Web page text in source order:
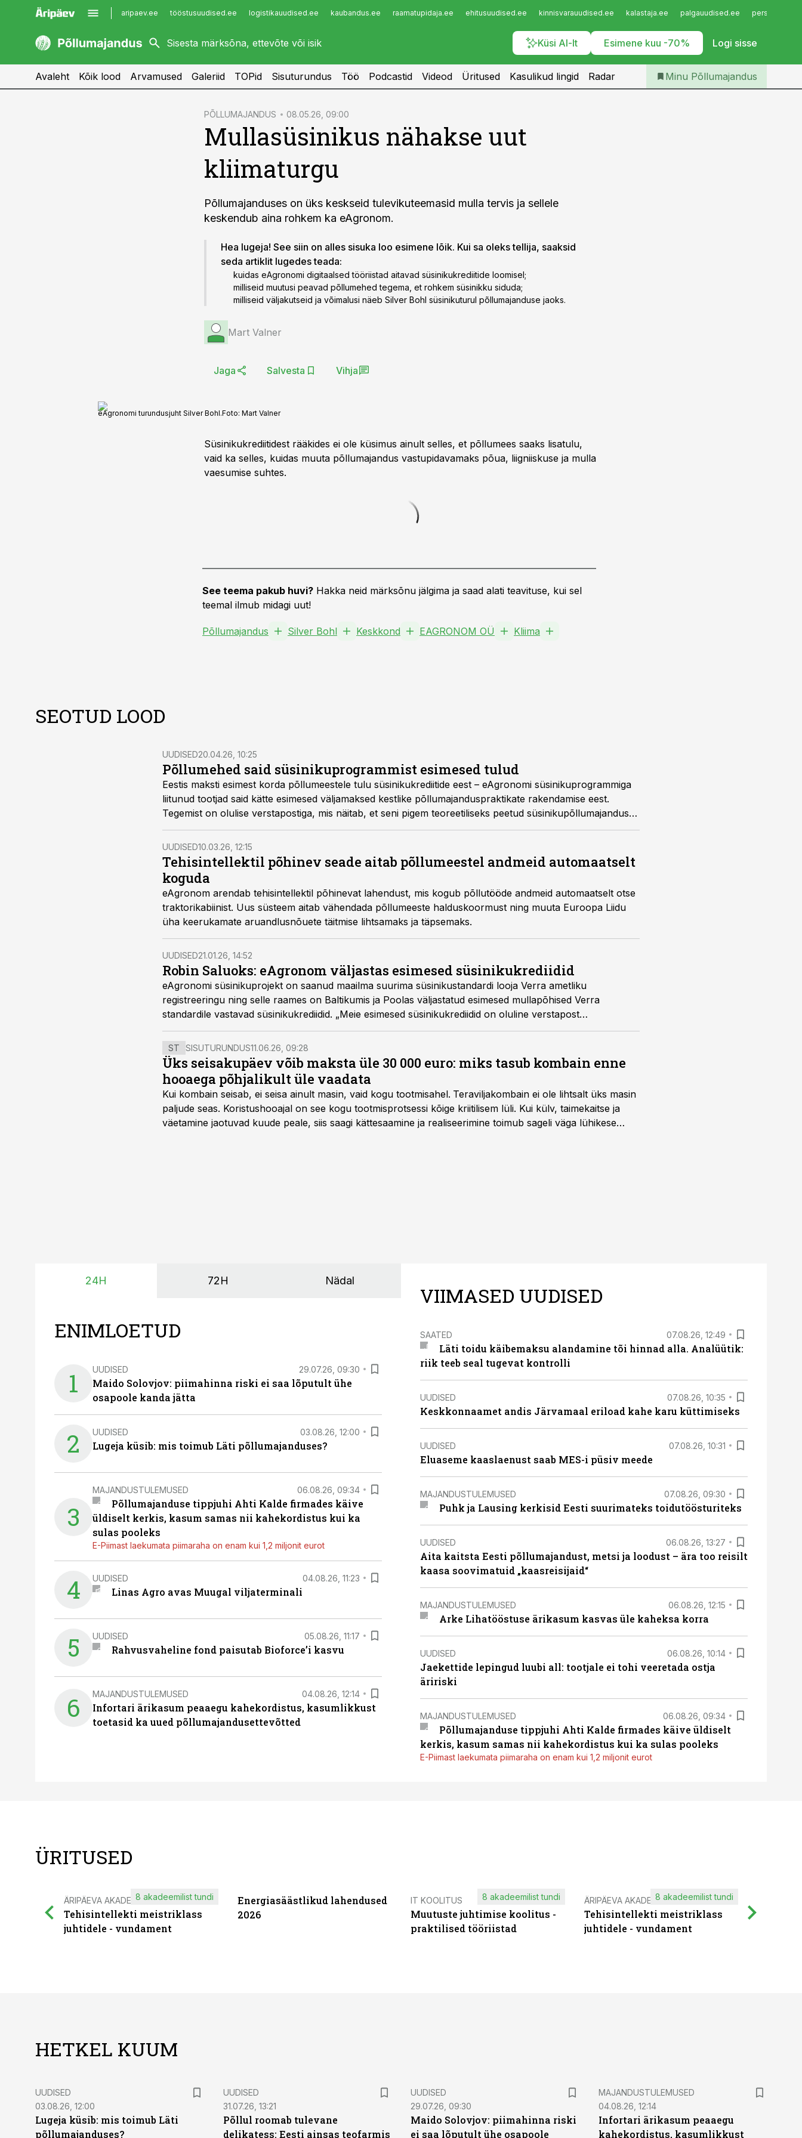
aripaev.ee tööstusuudised.ee logistikauudised.ee kaubandus.ee raamatupidaja.ee ehitusuudised.ee kinnisvarauudised.ee kalastaja.ee palgauudised.ee
Küsi AI-lt Esimene kuu -70% Logi sisse
kaubandus.ee
kinnisvarauudised.ee
imelineajalugu.ee
Infopank
Iseteenindus
Telli Põllumajandus
Avaleht Kõik lood Arvamused Galeriid TOPid Sisuturundus Töö Podcastid Videod Üritused Kasulikud lingid Radar Minu Põllumajandus
PÕLLUMAJANDUS 08.05.26, 09:00
Mullasüsinikus nähakse uut
kliimaturgu
Põllumajanduses on üks keskseid tulevikuteemasid mulla tervis ja sellele
keskendub aina rohkem ka eAgronom.
Hea lugeja! See siin on alles sisuka loo esimene lõik. Kui sa oleks tellija, saaksid
seda artiklit lugedes teada:
kuidas eAgronomi digitaalsed tööriistad aitavad süsinikukrediitide loomisel;
milliseid muutusi peavad põllumehed tegema, et rohkem süsinikku siduda;
milliseid väljakutseid ja võimalusi näeb Silver Bohl süsinikuturul põllumajanduse jaoks.
Mart Valner
Jaga Salvesta Vihja
eAgronomi turundusjuht Silver Bohl.Foto: Mart Valner
Süsinikukrediitidest rääkides ei ole küsimus ainult selles, et põllumees saaks lisatulu,
vaid ka selles, kuidas muuta põllumajandus vastupidavamaks põua, liigniiskuse ja mulla
vaesumise suhtes.
See teema pakub huvi? Hakka neid märksõnu jälgima ja saad alati teavituse, kui sel
teemal ilmub midagi uut!
Põllumajandus Silver Bohl Keskkond EAGRONOM OÜ Kliima
SEOTUD LOOD
UUDISED20.04.26, 10:25
Põllumehed said süsinikuprogrammist esimesed tulud
Eestis maksti esimest korda põllumeestele tulu süsinikukrediitide eest – eAgronomi süsinikuprogrammiga
liitunud tootjad said kätte esimesed väljamaksed kestlike põllumajanduspraktikate rakendamise eest.
Tegemist on olulise verstapostiga, mis näitab, et seni pigem teoreetiliseks peetud süsinikupõllumajandus
võib pakkuda lisaks keskkonnakasule ka reaalset majanduslikku väärtust.
UUDISED10.03.26, 12:15
Tehisintellektil põhinev seade aitab põllumeestel andmeid automaatselt
koguda
eAgronom arendab tehisintellektil põhinevat lahendust, mis kogub põllutööde andmeid automaatselt otse
traktorikabiinist. Uus süsteem aitab vähendada põllumeeste halduskoormust ning muuta Euroopa Liidu
üha keerukamate aruandlusnõuete täitmise lihtsamaks ja täpsemaks.
UUDISED21.01.26, 14:52
Robin Saluoks: eAgronom väljastas esimesed süsinikukrediidid
eAgronomi süsinikuprojekt on saanud maailma suurima süsinikustandardi looja Verra ametliku
registreeringu ning selle raames on Baltikumis ja Poolas väljastatud esimesed mullapõhised Verra
standardile vastavad süsinikukrediidid. „Meie esimesed süsinikukrediidid on oluline verstapost
süsinikujäätmete muutmisel millekski, mis toob kasu kogu planeedile,“ ütles eAgronomi juht Robin
Saluoks.
ST SISUTURUNDUS11.06.26, 09:28
Üks seisakupäev võib maksta üle 30 000 euro: miks tasub kombain enne
hooaega põhjalikult üle vaadata
Kui kombain seisab, ei seisa ainult masin, vaid kogu tootmisahel. Teraviljakombain ei ole lihtsalt üks masin
paljude seas. Koristushooajal on see kogu tootmisprotsessi kõige kriitilisem lüli. Kui külv, taimekaitse ja
väetamine jaotuvad kuude peale, siis saagi kättesaamine ja realiseerimine toimub sageli väga lühikese
24H 72H Nädal
ENIMLOETUD
1 UUDISED 29.07.26, 09:30
Maido Solovjov: piimahinna riski ei saa lõputult ühe
osapoole kanda jätta
2 UUDISED 03.08.26, 12:00
Lugeja küsib: mis toimub Läti põllumajanduses?
3
MAJANDUSTULEMUSED 06.08.26, 09:34
Põllumajanduse tippjuhi Ahti Kalde firmades käive
üldiselt kerkis, kasum samas nii kahekordistus kui ka
sulas pooleks
E-Piimast laekumata piimaraha on enam kui 1,2 miljonit eurot
4 UUDISED 04.08.26, 11:23
Linas Agro avas Muugal viljaterminali
5 UUDISED 05.08.26, 11:17
Rahvusvaheline fond paisutab Bioforce’i kasvu
6 MAJANDUSTULEMUSED 04.08.26, 12:14
Infortari ärikasum peaaegu kahekordistus, kasumlikkust
toetasid ka uued põllumajandusettevõtted
VIIMASED UUDISED
SAATED 07.08.26, 12:49
Läti toidu käibemaksu alandamine tõi hinnad alla. Analüütik:
riik teeb seal tugevat kontrolli
UUDISED 07.08.26, 10:35
Keskkonnaamet andis Järvamaal eriload kahe karu küttimiseks
UUDISED 07.08.26, 10:31
Eluaseme kaaslaenust saab MES-i püsiv meede
MAJANDUSTULEMUSED 07.08.26, 09:30
Puhk ja Lausing kerkisid Eesti suurimateks toidutöösturiteks
UUDISED 06.08.26, 13:27
Aita kaitsta Eesti põllumajandust, metsi ja loodust – ära too reisilt
kaasa soovimatuid „kaasreisijaid“
MAJANDUSTULEMUSED 06.08.26, 12:15
Arke Lihatööstuse ärikasum kasvas üle kaheksa korra
UUDISED 06.08.26, 10:14
Jaekettide lepingud luubi all: tootjale ei tohi veeretada ostja
äririski
MAJANDUSTULEMUSED 06.08.26, 09:34
Põllumajanduse tippjuhi Ahti Kalde firmades käive üldiselt
kerkis, kasum samas nii kahekordistus kui ka sulas pooleks
E-Piimast laekumata piimaraha on enam kui 1,2 miljonit eurot
ÜRITUSED
ÄRIPÄEVA AKADEEMIA
Tehisintellekti meistriklass
juhtidele - vundament
8 akadeemilist tundi
Energiasäästlikud lahendused
2026
IT KOOLITUS
Muutuste juhtimise koolitus -
praktilised tööriistad
8 akadeemilist tundi ÄRIPÄEVA AKADEEMIA
Tehisintellekti meistriklass
juhtidele - vundament
8 akadeemilist tundi
HETKEL KUUM
UUDISED
03.08.26, 12:00
Lugeja küsib: mis toimub Läti
põllumajanduses?
UUDISED
31.07.26, 13:21
Põllul roomab tulevane
delikatess: Eesti ainsas teofarmis
UUDISED
29.07.26, 09:30
Maido Solovjov: piimahinna riski
ei saa lõputult ühe osapoole
MAJANDUSTULEMUSED
04.08.26, 12:14
Infortari ärikasum peaaegu
kahekordistus, kasumlikkust